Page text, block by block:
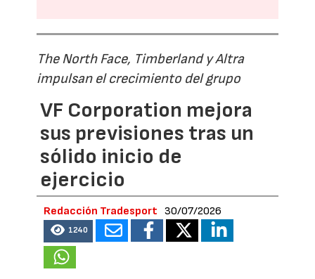
The North Face, Timberland y Altra
impulsan el crecimiento del grupo
VF Corporation mejora
sus previsiones tras un
sólido inicio de
ejercicio
Redacción Tradesport 30/07/2026
1240